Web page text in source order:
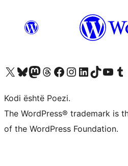
Vizitoni llogarinë tonë X (ish Twitter)
Vizitoni llogarinë tonë Bluesky
Vizitoni llogarinë tonë Mastodon
Vizitoni llogarinë tonë Threads
Vizitoni faqen tonë në Facebook
Vizitoni llogarinë tonë Instagram
Vizitoni llogarinë tonë LinkedIn
Vizitoni llogarinë tonë TikTok
Vizitoni kanalin
Vizitoni
Kodi është Poezi.
The WordPress® trademark is
of the WordPress Foundation.